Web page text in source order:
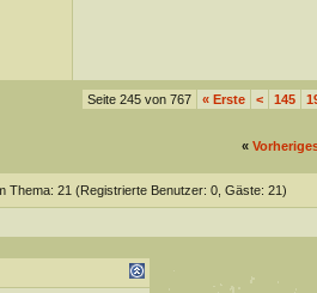
Seite 245 von 767 «Erste < 145
«
Thema: 21 (Registrierte Benutzer: 0, Gäste: 21)